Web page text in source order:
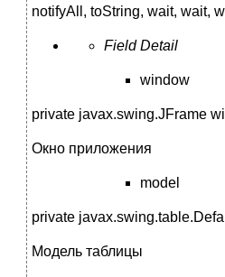
notifyAll, toString, wait, wait,
Field Detail
window
private javax.swing.JFrame
Окно приложения
model
private
Модель таблицы